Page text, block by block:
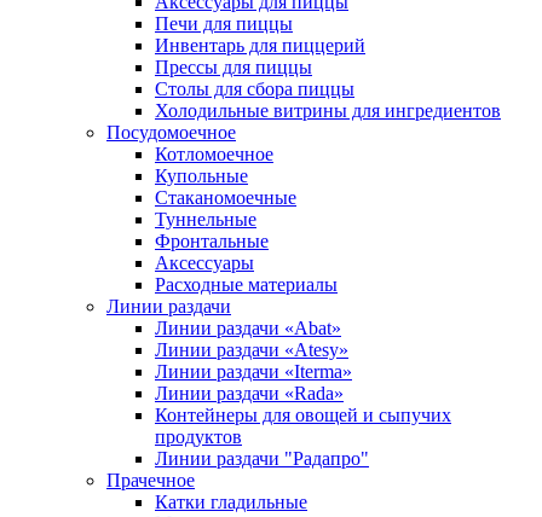
Печи для пиццы
Инвентарь для пиццерий
Прессы для пиццы
Столы для сбора пиццы
Холодильные витрины для ингредиентов
Посудомоечное
Котломоечное
Купольные
Стаканомоечные
Туннельные
Фронтальные
Аксессуары
Расходные материалы
Линии раздачи
Линии раздачи «Abat»
Линии раздачи «Atesy»
Линии раздачи «Iterma»
Линии раздачи «Rada»
Контейнеры для овощей и сыпучих
продуктов
Линии раздачи "Радапро"
Прачечное
Катки гладильные